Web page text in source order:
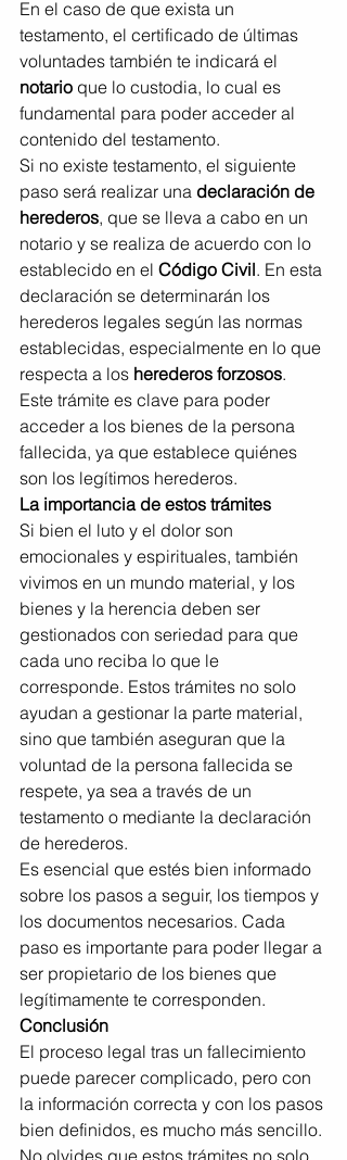
En el caso de que exista un
testamento, el certificado de últimas
voluntades también te indicará el
notario que lo custodia, lo cual es
fundamental para poder acceder al
contenido del testamento.
Si no existe testamento, el siguiente
paso será realizar una declaración de
herederos, que se lleva a cabo en un
notario y se realiza de acuerdo con lo
establecido en el Código Civil. En esta
declaración se determinarán los
herederos legales según las normas
establecidas, especialmente en lo que
respecta a los herederos forzosos.
Este trámite es clave para poder
acceder a los bienes de la persona
fallecida, ya que establece quiénes
son los legítimos herederos.
La importancia de estos trámites
Si bien el luto y el dolor son
emocionales y espirituales, también
vivimos en un mundo material, y los
bienes y la herencia deben ser
gestionados con seriedad para que
cada uno reciba lo que le
corresponde. Estos trámites no solo
ayudan a gestionar la parte material,
sino que también aseguran que la
voluntad de la persona fallecida se
respete, ya sea a través de un
testamento o mediante la declaración
de herederos.
Es esencial que estés bien informado
sobre los pasos a seguir, los tiempos y
los documentos necesarios. Cada
paso es importante para poder llegar a
ser propietario de los bienes que
legítimamente te corresponden.
Conclusión
El proceso legal tras un fallecimiento
puede parecer complicado, pero con
la información correcta y con los pasos
bien definidos, es mucho más sencillo.
No olvides que estos trámites no solo